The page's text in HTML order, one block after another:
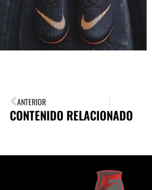
ANTERIOR
CONTENIDO RELACIONADO